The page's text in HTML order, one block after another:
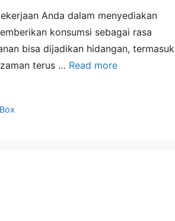
Anda dalam menyediakan
konsumsi sebagai rasa
bisa dijadikan hidangan, termasuk
terus … Read more